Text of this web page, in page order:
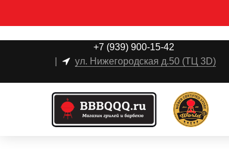
+7 (939) 900-15-42
ул. Нижегородская д.50 (ТЦ 3D)